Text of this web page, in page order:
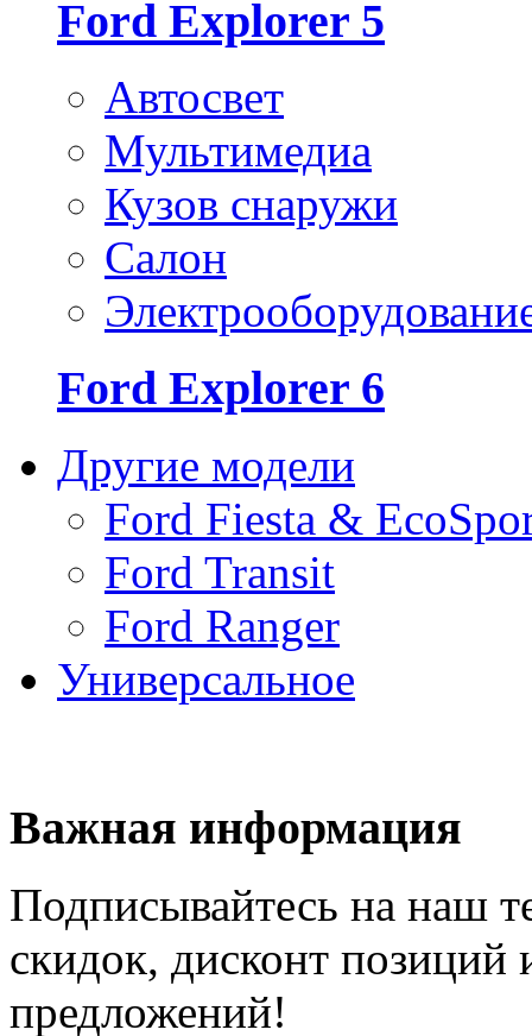
Ford Explorer 5
Автосвет
Мультимедиа
Кузов снаружи
Салон
Ford Explorer 6
Другие модели
Ford Fiesta &
Ford Transit
Ford Ranger
Универсальное
Важная информация
Подписывайтесь на наш
скидок, дисконт
предложений!